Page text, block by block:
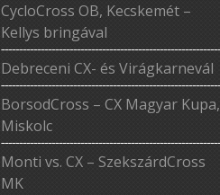
CycloCross OB, Kecskemét –
Kellys bringával
Debreceni CX- és Virágkarnevál
BorsodCross – CX Magyar Kupa,
Miskolc
Monti vs. CX – SzekszárdCross
MK